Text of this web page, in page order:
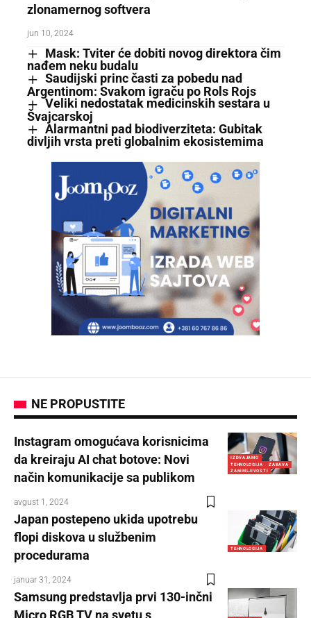
zlonamernog softvera
jun 10, 2024
Mask: Tviter će dobiti novog direktora čim
nađem neku budalu
Saudijski princ časti za pobedu nad
Argentinom: Svakom igraču po Rols Rojs
Veliki nedostatak medicinskih sestara u
Švajcarskoj
Alarmantni pad biodiverziteta: Gubitak
divljih vrsta preti globalnim ekosistemima
NE PROPUSTITE
IZDVAJAMO
TEHNOLOGIJA
ZABAVA
ZANIMLJIVOSTI
Instagram omogućava korisnicima
da kreiraju AI chat botove: Novi
način komunikacije sa publikom
avgust 1, 2024
TEHNOLOGIJA
Japan postepeno ukida upotrebu
flopi diskova u službenim
procedurama
januar 31, 2024
Samsung predstavlja prvi 130-inčni
Micro RGB TV na svetu s